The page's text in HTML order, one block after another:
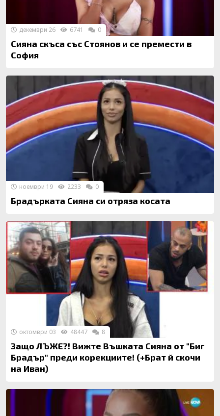
Сияна скъса със Стоянов и се премести в
София
декември 26 6741 0
Брадърката Сияна си отряза косата
ноември 19 2233 0
Защо ЛЪЖЕ?! Вижте Въшката Сияна от "Биг
Брадър" преди корекциите! (+Брат й скочи
на Иван)
октомври 03 48447 8